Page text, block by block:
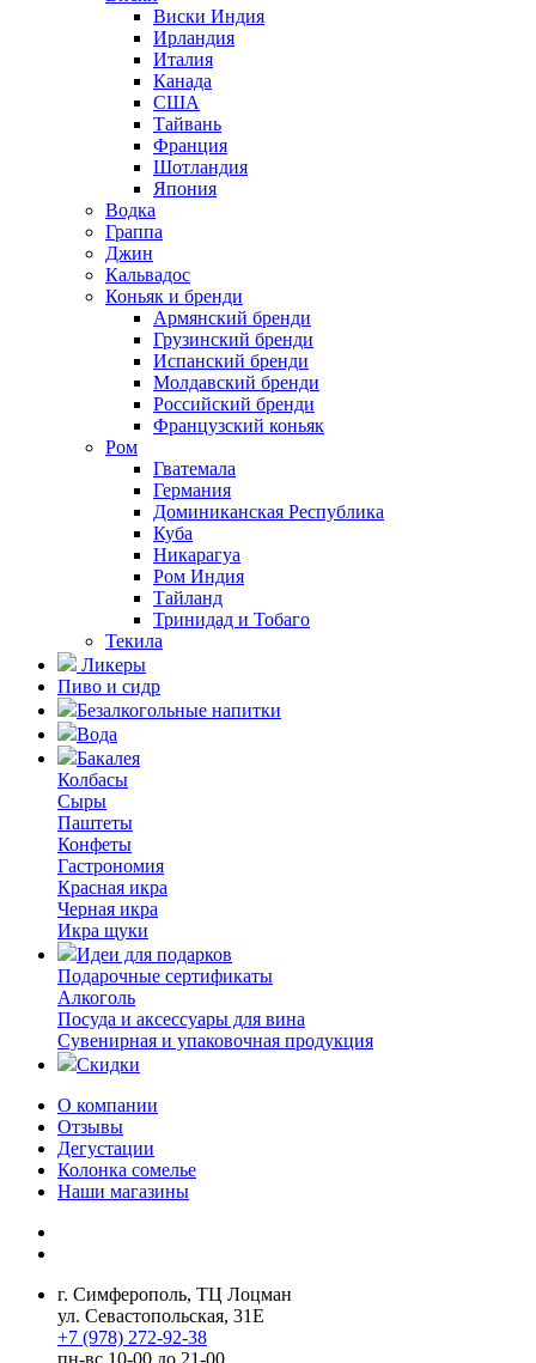
Виски Индия
Ирландия
Италия
Канада
США
Тайвань
Франция
Шотландия
Япония
Водка
Граппа
Джин
Кальвадос
Коньяк и бренди
Армянский бренди
Грузинский бренди
Испанский бренди
Молдавский бренди
Российский бренди
Французский коньяк
Ром
Гватемала
Германия
Доминиканская Республика
Куба
Никарагуа
Ром Индия
Тайланд
Тринидад и Тобаго
Текила
Ликеры
Пиво и сидр
Безалкогольные напитки
Вода
Бакалея
Колбасы
Сыры
Паштеты
Конфеты
Гастрономия
Красная икра
Черная икра
Икра щуки
Идеи для подарков
Подарочные сертификаты
Алкоголь
Посуда и аксессуары для вина
Сувенирная и упаковочная продукция
Скидки
О компании
Отзывы
Дегустации
Колонка сомелье
Наши магазины
г. Симферополь, ТЦ Лоцман
ул. Севастопольская, 31Е
+7 (978) 272-92-38
пн-вс 10-00 до 21-00